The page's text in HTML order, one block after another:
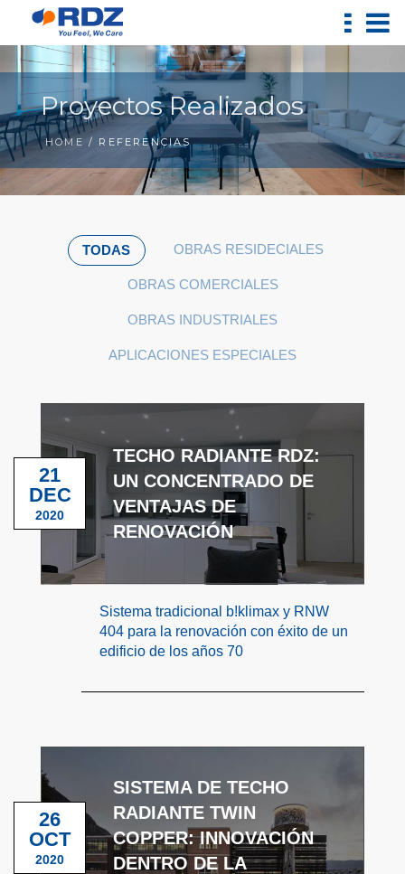
Proyectos Realizados
HOME / REFERENCIAS
TODAS OBRAS RESIDECIALES
OBRAS COMERCIALES
OBRAS INDUSTRIALES
APLICACIONES ESPECIALES
TECHO RADIANTE RDZ:
UN CONCENTRADO DE
VENTAJAS DE
RENOVACIÓN
21
DEC
2020
Sistema tradicional b!klimax y RNW
404 para la renovación con éxito de un
edificio de los años 70
SISTEMA DE TECHO
RADIANTE TWIN
COPPER: INNOVACIÓN
DENTRO DE LA
26
OCT
2020